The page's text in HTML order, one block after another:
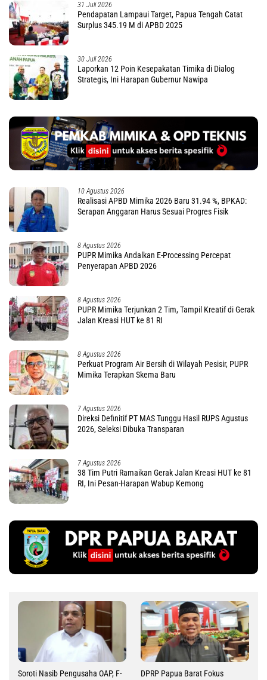
31 Juli 2026
Pendapatan Lampaui Target, Papua Tengah Catat
Surplus 345.19 M di APBD 2025
30 Juli 2026
Laporkan 12 Poin Kesepakatan Timika di Dialog
Strategis, Ini Harapan Gubernur Nawipa
10 Agustus 2026
Realisasi APBD Mimika 2026 Baru 31.94 %, BPKAD:
Serapan Anggaran Harus Sesuai Progres Fisik
8 Agustus 2026
PUPR Mimika Andalkan E-Processing Percepat
Penyerapan APBD 2026
8 Agustus 2026
PUPR Mimika Terjunkan 2 Tim, Tampil Kreatif di Gerak
Jalan Kreasi HUT ke 81 RI
8 Agustus 2026
Perkuat Program Air Bersih di Wilayah Pesisir, PUPR
Mimika Terapkan Skema Baru
7 Agustus 2026
Direksi Definitif PT MAS Tunggu Hasil RUPS Agustus
2026, Seleksi Dibuka Transparan
7 Agustus 2026
38 Tim Putri Ramaikan Gerak Jalan Kreasi HUT ke 81
RI, Ini Pesan-Harapan Wabup Kemong
Soroti Nasib Pengusaha OAP, F-
DPRP Papua Barat Fokus